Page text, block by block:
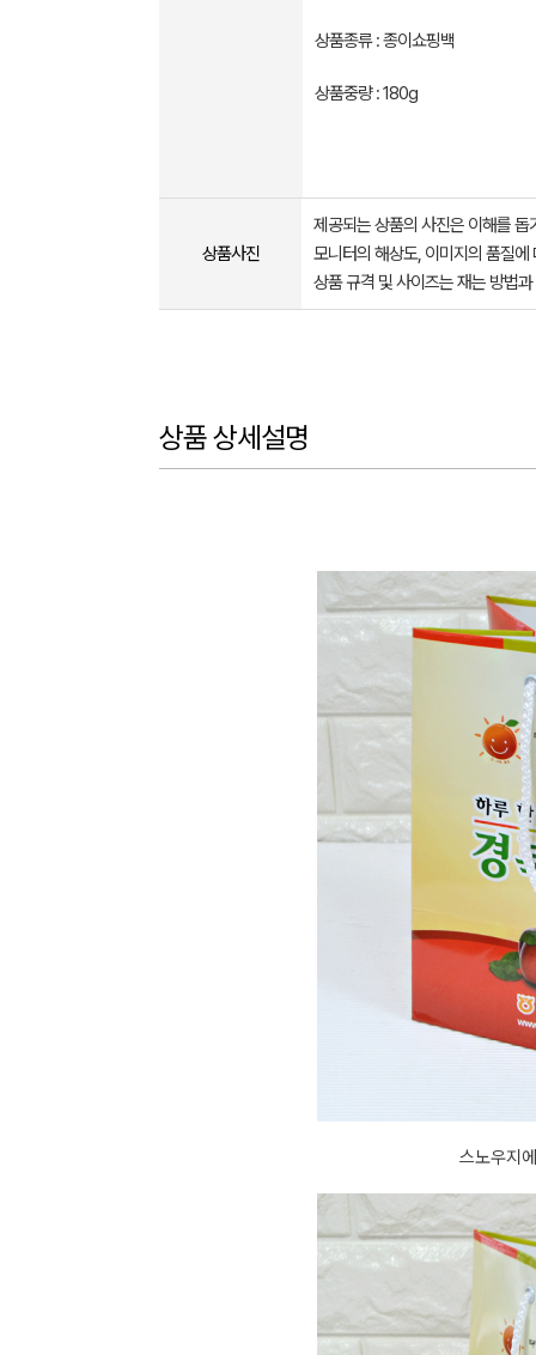
상품종류 : 종이쇼핑백
상품중량 : 180g
상품사진
제공되는 상품의 사진은 이해를
모니터의 해상도, 이미지의 품질
상품 규격 및 사이즈는 재는 방법
상품 상세설명
스노우지